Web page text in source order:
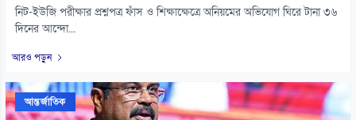
নিট-ইউজি পরীক্ষার প্রশ্নপত্র ফাঁস ও শিক্ষাক্ষেত্রে অনিয়মের অভিযোগ ঘিরে টানা ৩৬
দিনের আন্দো...
আরও পড়ুন
আন্তর্জাতিক